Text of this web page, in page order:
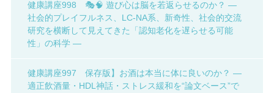
健康講座998 🎭🧠 遊び心は脳を若返らせるのか？ ―
社会的プレイフルネス、LC-NA系、新奇性、社会的交流
研究を横断して見えてきた「認知老化を遅らせる可能
性」の科学 ―
健康講座997 保存版】お酒は本当に体に良いのか？ ―
適正飲酒量・HDL神話・ストレス緩和を“論文ベース”で